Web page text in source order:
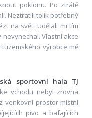
poklonu. Po ztrátě
Neztratili tolik potřebný
na svět. Udělali mi tím
Vlastní akce
výrobce mě
sportovní hala TJ
vchodu nebyl zrovna
venkovní prostor místní
pivo a bafajících